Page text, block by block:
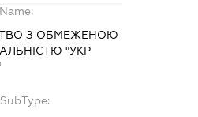
З ОБМЕЖЕНОЮ
"УКР